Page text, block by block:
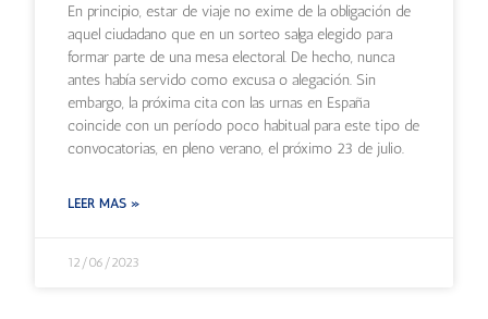
En principio, estar de viaje no exime de la obligación de
aquel ciudadano que en un sorteo salga elegido para
formar parte de una mesa electoral. De hecho, nunca
antes había servido como excusa o alegación. Sin
embargo, la próxima cita con las urnas en España
coincide con un período poco habitual para este tipo de
convocatorias, en pleno verano, el próximo 23 de julio.
LEER MÁS »
12/06/2023